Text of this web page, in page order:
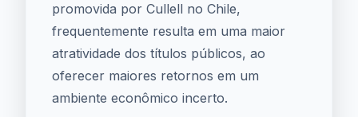
promovida por Cullell no Chile,
frequentemente resulta em uma maior
atratividade dos títulos públicos, ao
oferecer maiores retornos em um
ambiente econômico incerto.